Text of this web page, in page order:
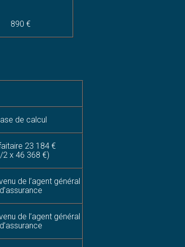
890 €
de calcul
23 184 €
2 x 46 368 €)
de l’agent général
d’assurance
de l’agent général
d’assurance